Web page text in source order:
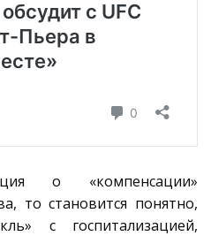
о «компенсации»
то становится понятно,
с госпитализацией,